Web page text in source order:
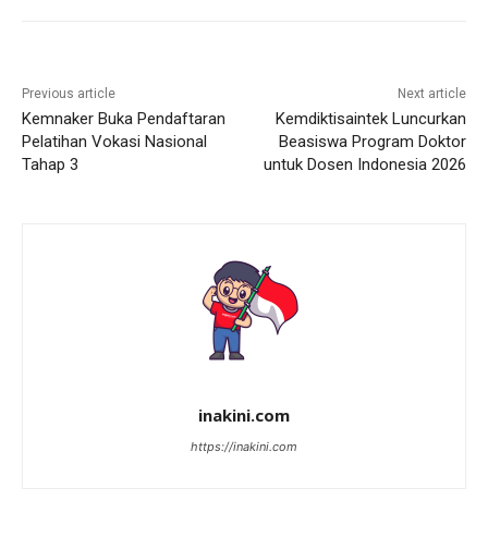
Previous article
Kemnaker Buka Pendaftaran
Pelatihan Vokasi Nasional
Tahap 3
Next article
Kemdiktisaintek Luncurkan
Beasiswa Program Doktor
untuk Dosen Indonesia 2026
inakini.com
https://inakini.com